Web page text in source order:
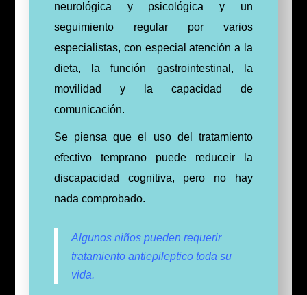
neurológica y psicológica y un
seguimiento regular por varios
especialistas, con especial atención a la
dieta, la función gastrointestinal, la
movilidad y la capacidad de
comunicación.
Se piensa que el uso del tratamiento
efectivo temprano puede reduceir la
discapacidad cognitiva, pero no hay
nada comprobado.
Algunos niños pueden requerir
tratamiento antiepileptico toda su
vida.